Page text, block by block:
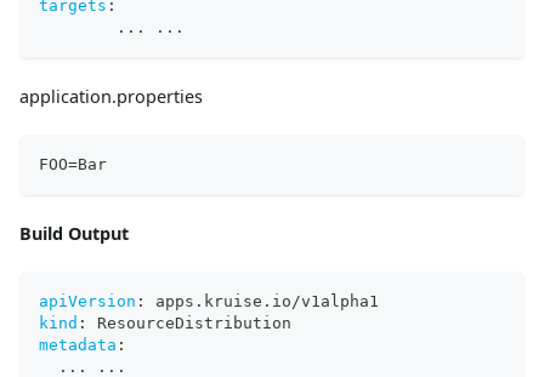
targets :
...
...
application.properties
FOO=Bar
Build Output
apiVersion :
apps.kruise.io/v1alpha1
kind :
ResourceDistribution
metadata :
...
...